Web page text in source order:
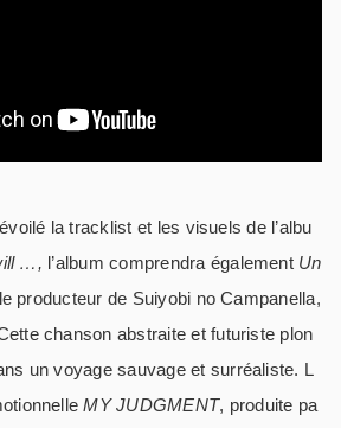
la tracklist et les visuels de l’albu
…, l’album comprendra également Un
producteur de Suiyobi no Campanella,
chanson abstraite et futuriste plon
un voyage sauvage et surréaliste. L
MY JUDGMENT, produite pa